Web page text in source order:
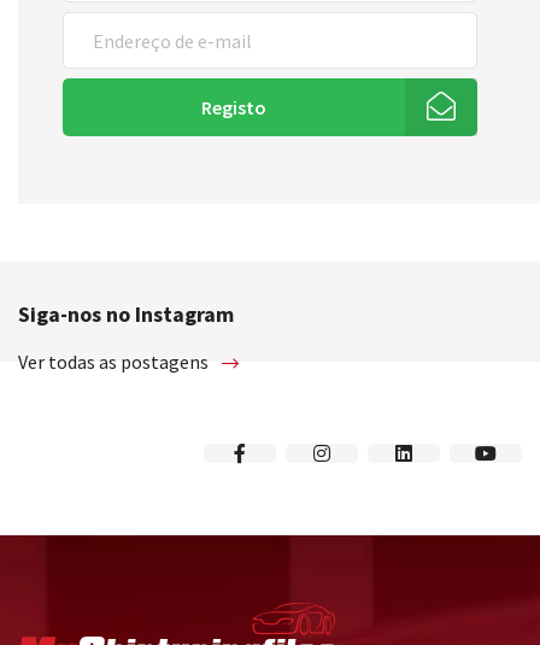
Registo
Siga-nos no Instagram
Ver todas as postagens